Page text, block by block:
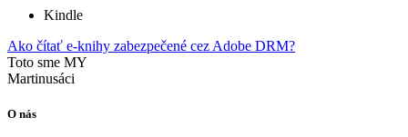
Kindle
Ako čítať e-knihy zabezpečené cez Adobe DRM?
Toto sme MY
Martinusáci
O nás